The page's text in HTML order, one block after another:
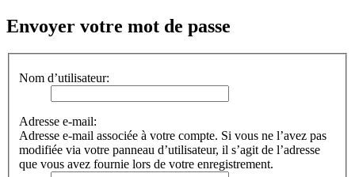
Envoyer votre mot de passe
Nom d’utilisateur:
Adresse e-mail:
Adresse e-mail associée à votre compte. Si vous ne l’avez pas
modifiée via votre panneau d’utilisateur, il s’agit de l’adresse
que vous avez fournie lors de votre enregistrement.